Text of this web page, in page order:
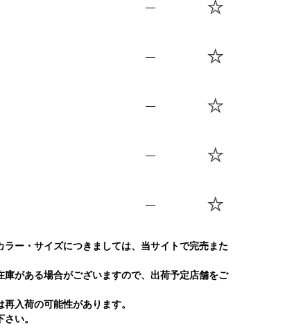
—
—
—
—
—
ー・サイズにつきましては、当サイトで完売また
庫がある場合がございますので、出荷予定店舗をご
入荷の可能性があります。
い。